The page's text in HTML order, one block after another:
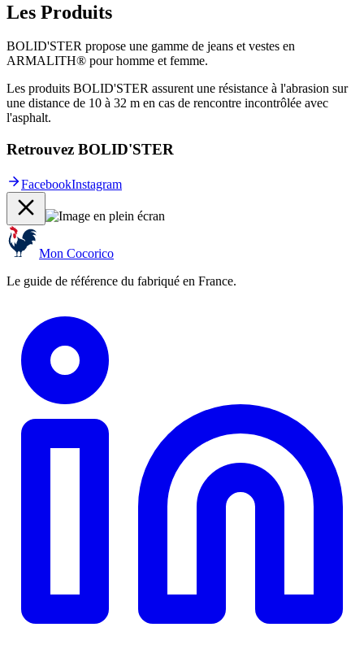
Les Produits
BOLID'STER propose une gamme de jeans et vestes en
ARMALITH® pour homme et femme.
Les produits BOLID'STER assurent une résistance à l'abrasion sur
une distance de 10 à 32 m en cas de rencontre incontrôlée avec
l'asphalt.
Retrouvez BOLID'STER
FacebookInstagram
Mon Cocorico
Le guide de référence du fabriqué en France.